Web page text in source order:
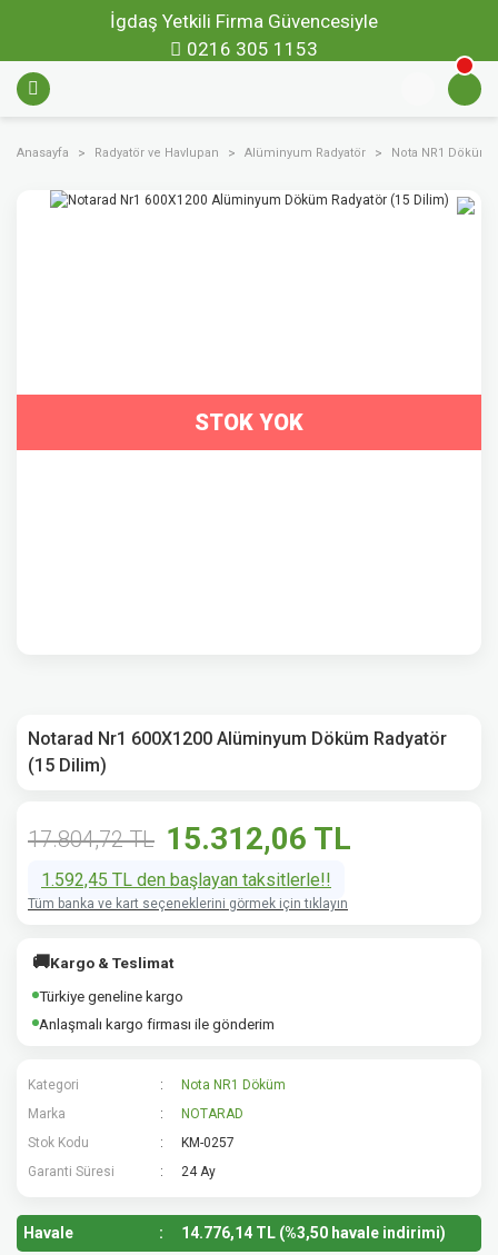
İgdaş Yetkili Firma Güvencesiyle
0216 305 1153
Anasayfa Radyatör ve Havlupan Alüminyum Radyatör Nota NR1 Döküm
STOK YOK
Notarad Nr1 600X1200 Alüminyum Döküm Radyatör
(15 Dilim)
17.804,72 TL 15.312,06 TL
1.592,45 TL den başlayan taksitlerle!!
Tüm banka ve kart seçeneklerini görmek için tıklayın
🚚Kargo & Teslimat
Türkiye geneline kargo
Anlaşmalı kargo firması ile gönderim
Kategori
Nota NR1 Döküm
Marka
NOTARAD
Stok Kodu
KM-0257
Garanti Süresi
24 Ay
Havale 14.776,14 TL (%3,50 havale indirimi)